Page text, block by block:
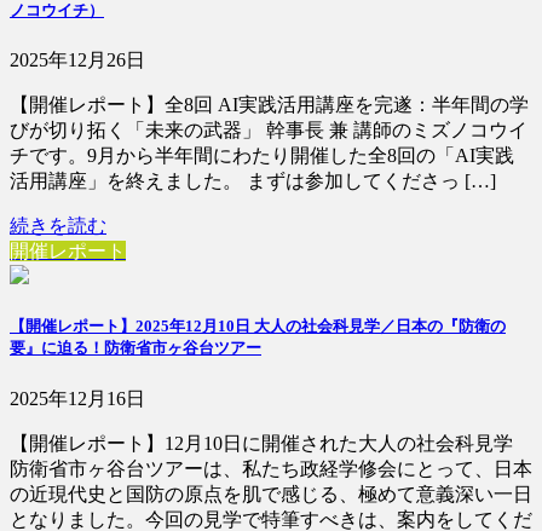
ノコウイチ）
2025年12月26日
【開催レポート】全8回 AI実践活用講座を完遂：半年間の学
びが切り拓く「未来の武器」 幹事長 兼 講師のミズノコウイ
チです。9月から半年間にわたり開催した全8回の「AI実践
活用講座」を終えました。 まずは参加してくださっ […]
続きを読む
開催レポート
【開催レポート】2025年12月10日 大人の社会科見学／日本の『防衛の
要』に迫る！防衛省市ヶ谷台ツアー
2025年12月16日
【開催レポート】12月10日に開催された大人の社会科見学
防衛省市ヶ谷台ツアーは、私たち政経学修会にとって、日本
の近現代史と国防の原点を肌で感じる、極めて意義深い一日
となりました。今回の見学で特筆すべきは、案内をしてくだ